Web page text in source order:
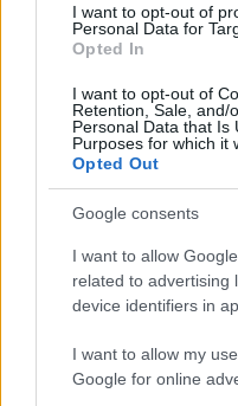
I want to opt-out of
Personal Data for
Opted In
I want to opt-out of
Retention, Sale, and/
Personal Data that Is
Purposes for which it
Opted Out
Google consents
I want to allow
related to advertising
device identifiers in
I want to allow my
Google for online
A Nemzeti Sport
cég egyelőre nem
nyilvánosság előtt, de
képviselőiken
hogy Nyugat-
futballpiacon, és
nemzetközi szereplés
valószínűsíthetően a
miatt lát befektetési